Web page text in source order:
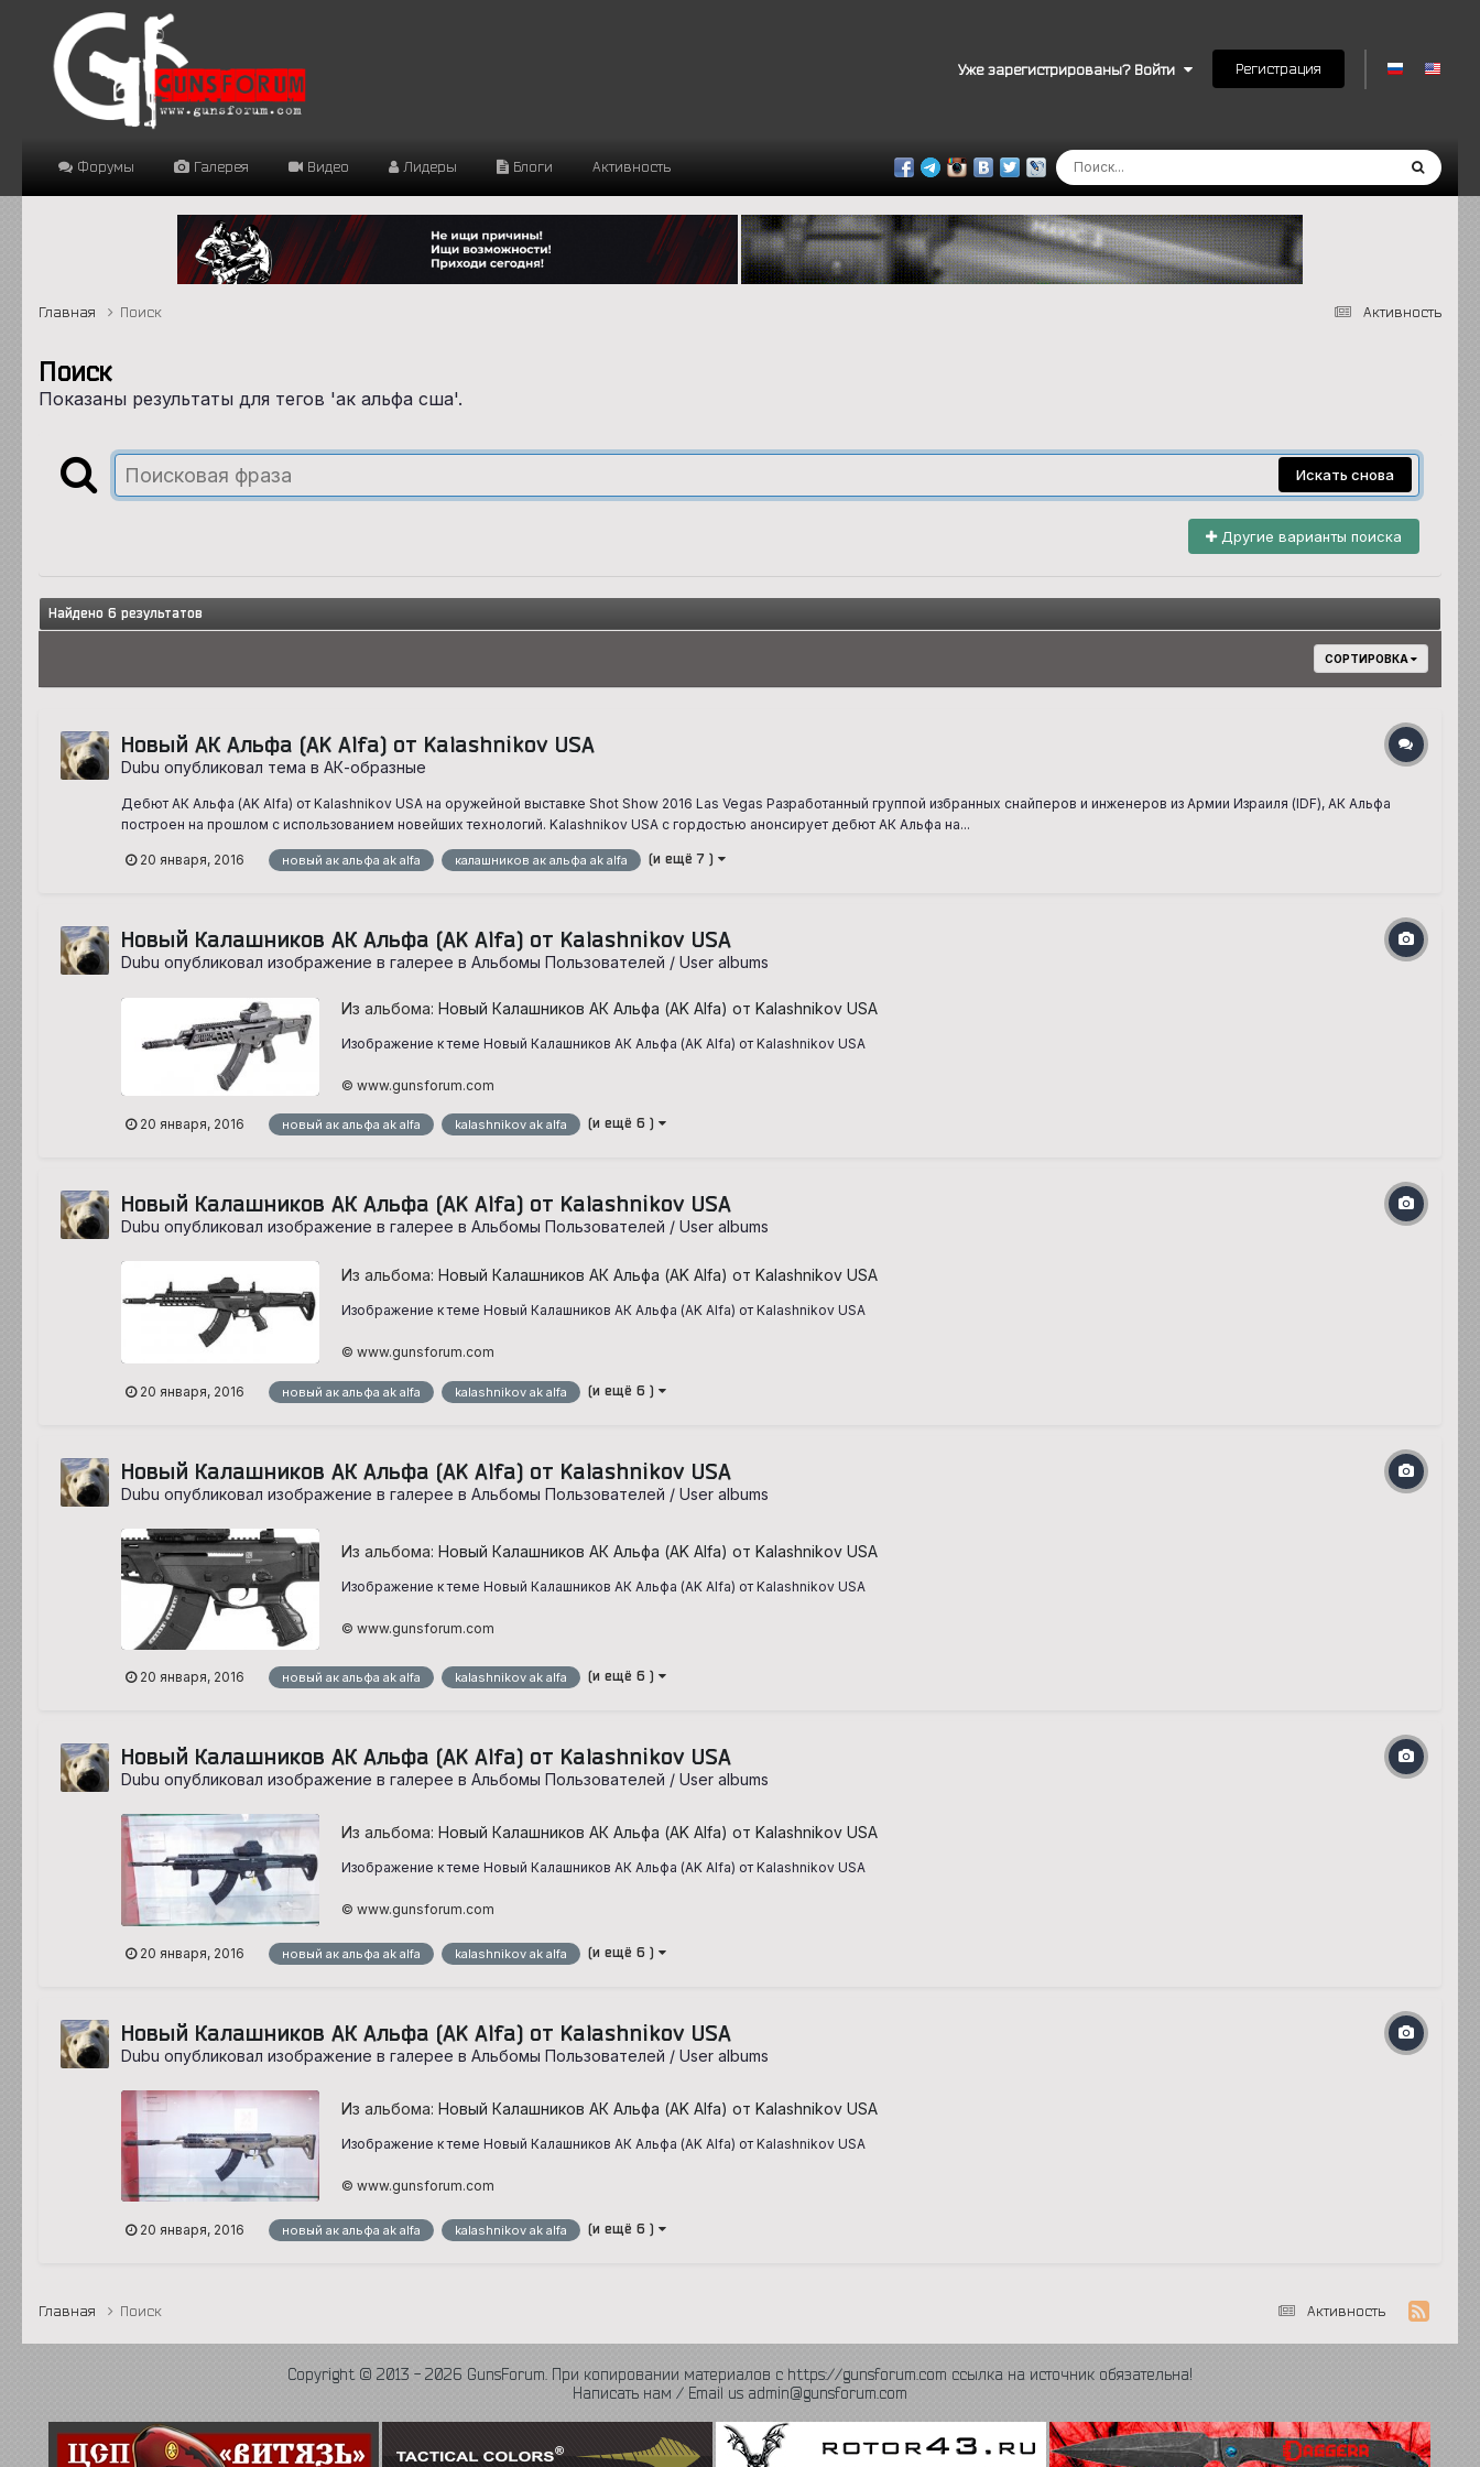
Уже зарегистрированы? Войти Регистрация
Форумы Галерея Видео Лидеры Блоги Активность
Активность
Главная Поиск
Поиск
Показаны результаты для тегов 'ак альфа сша'.
Искать снова
Другие варианты поиска
Найдено 6 результатов
СОРТИРОВКА
Новый АК Альфа (AK Alfa) от Kalashnikov USA
Dubu опубликовал тема вАК-образные
Дебют АК Альфа (AK Alfa) от Kalashnikov USA на оружейной выставке Shot Show 2016 Las Vegas Разработанный группой избранных снайперов и инженеров из Армии Израиля (IDF), АК Альфа
построен на прошлом с использованием новейших технологий. Kalashnikov USA с гордостью анонсирует дебют АК Альфа на...
20 января, 2016 новый ак альфа ak alfa калашников ак альфа ak alfa (и ещё 7 )
Новый Калашников АК Альфа (AK Alfa) от Kalashnikov USA
Dubu опубликовал изображение в галерее вАльбомы Пользователей / User albums
Из альбома:Новый Калашников АК Альфа (AK Alfa) от Kalashnikov USA
Изображение к теме Новый Калашников АК Альфа (AK Alfa) от Kalashnikov USA
© www.gunsforum.com
20 января, 2016 новый ак альфа ak alfa kalashnikov ak alfa (и ещё 6 )
Новый Калашников АК Альфа (AK Alfa) от Kalashnikov USA
Dubu опубликовал изображение в галерее вАльбомы Пользователей / User albums
Из альбома:Новый Калашников АК Альфа (AK Alfa) от Kalashnikov USA
Изображение к теме Новый Калашников АК Альфа (AK Alfa) от Kalashnikov USA
© www.gunsforum.com
20 января, 2016 новый ак альфа ak alfa kalashnikov ak alfa (и ещё 6 )
Новый Калашников АК Альфа (AK Alfa) от Kalashnikov USA
Dubu опубликовал изображение в галерее вАльбомы Пользователей / User albums
Из альбома:Новый Калашников АК Альфа (AK Alfa) от Kalashnikov USA
Изображение к теме Новый Калашников АК Альфа (AK Alfa) от Kalashnikov USA
© www.gunsforum.com
20 января, 2016 новый ак альфа ak alfa kalashnikov ak alfa (и ещё 6 )
Новый Калашников АК Альфа (AK Alfa) от Kalashnikov USA
Dubu опубликовал изображение в галерее вАльбомы Пользователей / User albums
Из альбома:Новый Калашников АК Альфа (AK Alfa) от Kalashnikov USA
Изображение к теме Новый Калашников АК Альфа (AK Alfa) от Kalashnikov USA
© www.gunsforum.com
20 января, 2016 новый ак альфа ak alfa kalashnikov ak alfa (и ещё 6 )
Новый Калашников АК Альфа (AK Alfa) от Kalashnikov USA
Dubu опубликовал изображение в галерее вАльбомы Пользователей / User albums
Из альбома:Новый Калашников АК Альфа (AK Alfa) от Kalashnikov USA
Изображение к теме Новый Калашников АК Альфа (AK Alfa) от Kalashnikov USA
© www.gunsforum.com
20 января, 2016 новый ак альфа ak alfa kalashnikov ak alfa (и ещё 6 )
Активность
Главная Поиск
Copyright © 2013 - 2026 GunsForum. При копировании материалов с https://gunsforum.com ссылка на источник обязательна!
Написать нам / Email us admin@gunsforum.com